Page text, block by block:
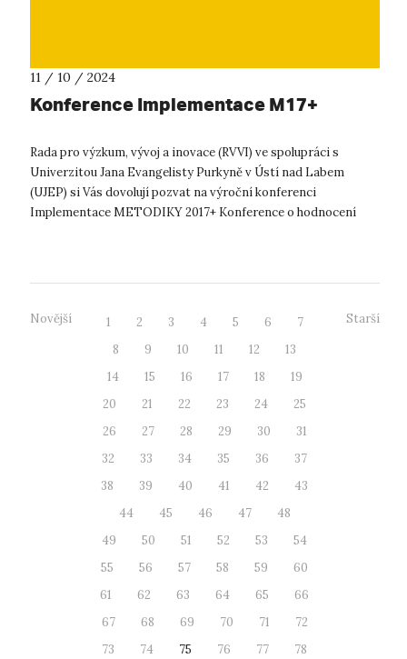
11 / 10 / 2024
Konference Implementace M17+
Rada pro výzkum, vývoj a inovace (RVVI) ve spolupráci s
Univerzitou Jana Evangelisty Purkyně v Ústí nad Labem
(UJEP) si Vás dovolují pozvat na výroční konferenci
Implementace METODIKY 2017+ Konference o hodnocení
Novější 1 2 3 4 5 6
7
8
9 10 11 12
13
14
15 16 17 18
19
20
21 22 23 24
25
26
27 28 29 30
31
32
33 34 35 36
37
38
39 40 41 42
43
44
45 46 47
48
49
50 51 52 53
54
55
56 57 58 59
60
61
62 63 64 65
66
67
68 69 70 71
72
73
74 75 76 77
78
Starší